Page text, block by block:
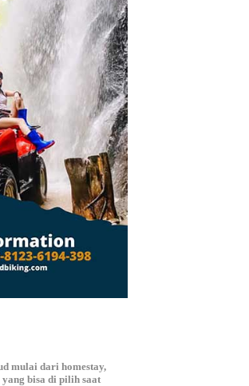
mulai dari homestay,
bisa di pilih saat